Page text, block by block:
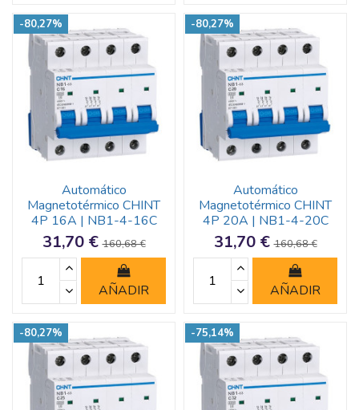
-80,27%
Automático
Magnetotérmico CHINT
4P 16A | NB1-4-16C
31,70 €160,68 €
AÑADIR
-80,27%
Automático
Magnetotérmico CHINT
4P 20A | NB1-4-20C
31,70 €160,68 €
AÑADIR
-80,27% -75,14%